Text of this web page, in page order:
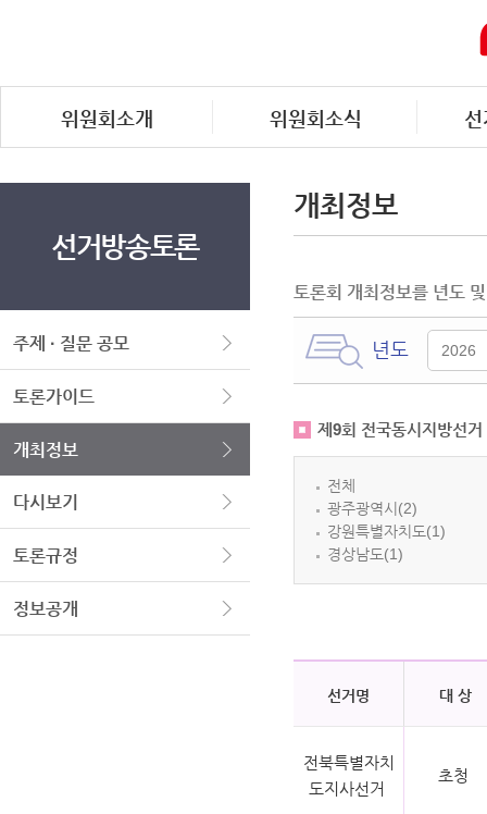
위원회소개 위원회소식
선거방송토론
주제 · 질문 공모
토론가이드
개최정보
다시보기
토론규정
정보공개
개최정보
토론회 개최정보를 년도
년도
제9회 전국동시지방선거
전체
광주광역시(2)
강원특별자치도(1)
경상남도(1)
선거명 대 상
전북특별자치
도지사선거
초청